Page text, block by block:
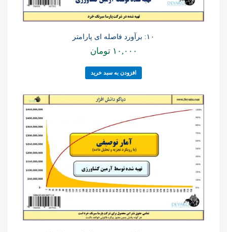
۱۰: برآورد فاصله ای پارامتر
۱۰,۰۰۰ تومان
افزودن به سبد خرید